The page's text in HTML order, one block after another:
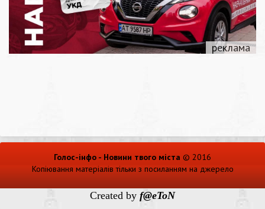
Голос-інфо - Новини твого міста © 2016
Копіювання матеріалів тільки з посиланням на джерело
Created by f@eToN